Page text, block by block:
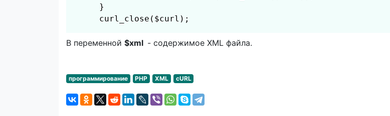
     }
     curl_close($curl);
В переменной $xml - содержимое XML файла.
программирование PHP XML cURL